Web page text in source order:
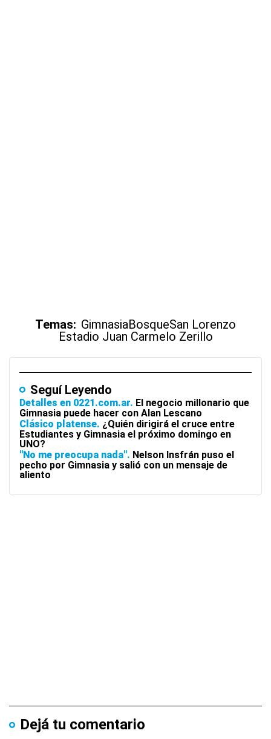
Temas: GimnasiaBosqueSan Lorenzo
Estadio Juan Carmelo Zerillo
Seguí Leyendo
Detalles en 0221.com.ar El negocio millonario que
Gimnasia puede hacer con Alan Lescano
Clásico platense ¿Quién dirigirá el cruce entre
Estudiantes y Gimnasia el próximo domingo en
UNO?
"No me preocupa nada" Nelson Insfrán puso el
pecho por Gimnasia y salió con un mensaje de
aliento
Dejá tu comentario